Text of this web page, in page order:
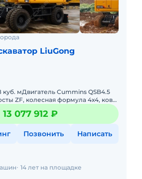
LiuGong
мДвигатель Cummins QSB4.5
ZF, колесная формула 4х4, ковш
проблесковый маячок,
13 077 912 ₽
Позвонить Написать
14 лет на площадке